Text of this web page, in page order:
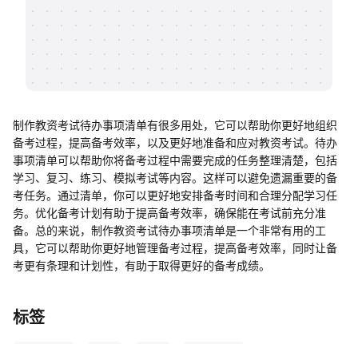
制作教资考试待办事项清单有很多用处，它可以帮助你更好地组织
备考过程，提高备考效率，以及更好地准备和应对教资考试。待办
事项清单可以帮助你将备考过程中需要完成的任务整理清楚，包括
学习、复习、练习、模拟考试等内容。这样可以避免遗漏重要的备
考任务。通过清单，你可以更好地安排备考时间和合理分配学习任
务。优化备考计划有助于提高备考效率，确保能在考试前充分准
备。总的来说，制作教资考试待办事项清单是一个非常有用的工
具，它可以帮助你更好地管理备考过程，提高备考效率，同时让备
考更有条理和计划性，有助于取得更好的备考成绩。
标签